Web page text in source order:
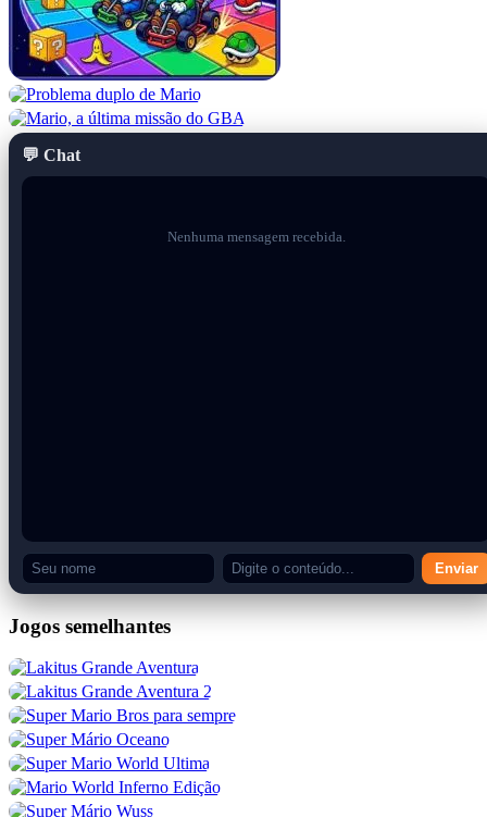
💬 Chat
Nenhuma mensagem recebida.
Enviar
Jogos semelhantes